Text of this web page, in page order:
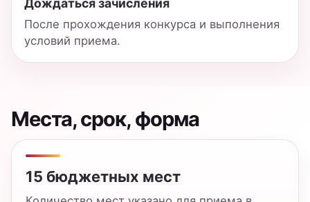
на договорной основе.
магистратуре.